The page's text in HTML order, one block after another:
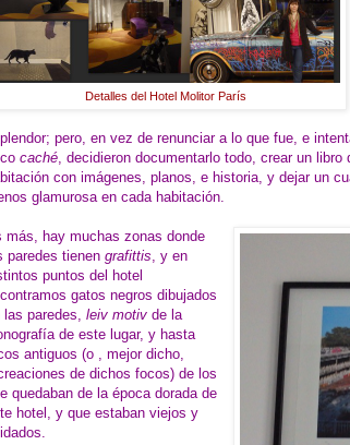
Detalles del Hotel Molitor París
pero, en vez de renunciar a lo que fue, e
caché , decidieron documentarlo todo, crear un
con imágenes, planos, e historia, y dejar un
glamurosa en cada habitación.
más, hay muchas zonas donde
paredes tienen grafittis , y en
puntos del hotel
gatos negros dibujados
las paredes, leiv motiv de la
de este lugar, y hasta
antiguos (o , mejor dicho,
de dichos focos) de los
quedaban de la época dorada de
hotel, y que estaban viejos y